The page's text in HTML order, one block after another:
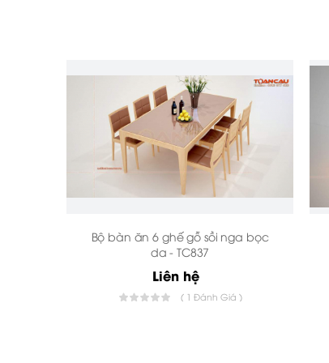
Bộ bàn ăn 6 ghế gỗ sồi nga bọc
da - TC837
Liên hệ
( 1 Đánh Giá )